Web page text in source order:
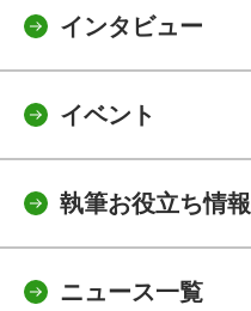
インタビュー
イベント
執筆お役立ち情報
ニュース一覧